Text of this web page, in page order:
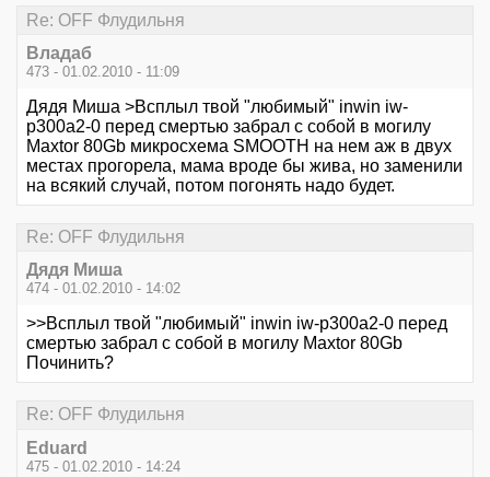
Re: OFF Флудильня
Владаб
473 - 01.02.2010 - 11:09
Дядя Миша >Всплыл твой "любимый" inwin iw-
p300a2-0 перед смертью забрал с собой в могилу
Maxtor 80Gb микросхема SMOOTH на нем аж в двух
местах прогорела, мама вроде бы жива, но заменили
на всякий случай, потом погонять надо будет.
Re: OFF Флудильня
Дядя Миша
474 - 01.02.2010 - 14:02
>>Всплыл твой "любимый" inwin iw-p300a2-0 перед
смертью забрал с собой в могилу Maxtor 80Gb
Починить?
Re: OFF Флудильня
Eduard
475 - 01.02.2010 - 14:24